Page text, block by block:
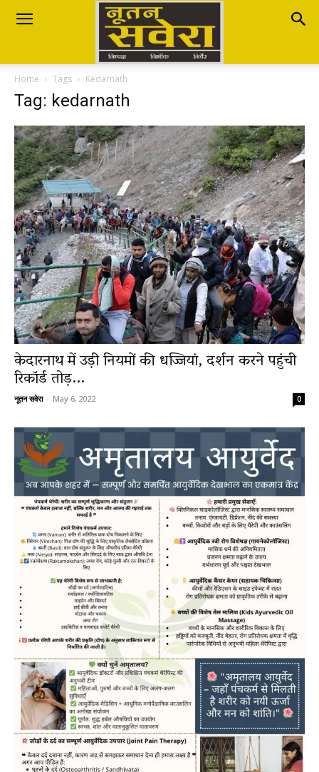
Nutan
Savera
नूतन
सवेरा
Breaking
News
LIVE
Home Tags Kedarnath
Tag: kedarnath
केदारनाथ में उड़ी नियमों की धज्जियां, दर्शन करने पहुंची
रिकॉर्ड तोड़...
नूतन सवेरा - May 6, 2022 0